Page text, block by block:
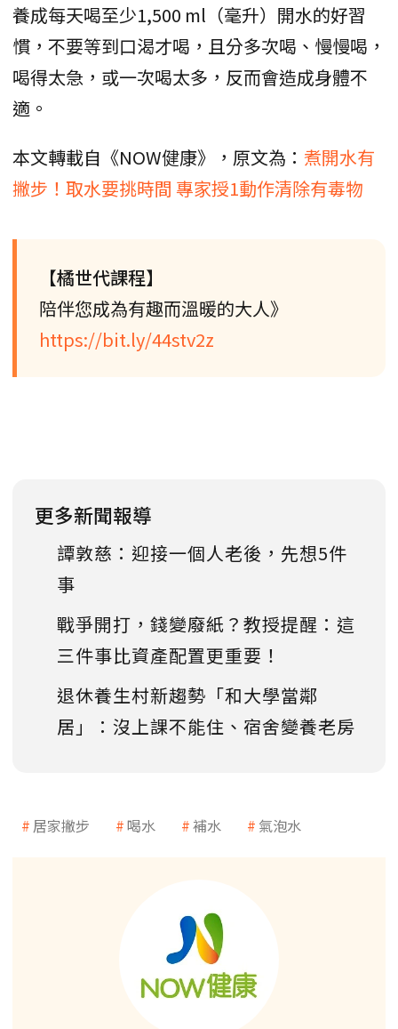
養成每天喝至少1,500 ml（毫升）開水的好習
慣，不要等到口渴才喝，且分多次喝、慢慢喝，
喝得太急，或一次喝太多，反而會造成身體不
適。
本文轉載自《NOW健康》，原文為： 煮開水有
撇步！取水要挑時間 專家授1動作清除有毒物
【橘世代課程】
陪伴您成為有趣而溫暖的大人》
https://bit.ly/44stv2z
更多新聞報導
譚敦慈：迎接一個人老後，先想5件
事
戰爭開打，錢變廢紙？教授提醒：這
三件事比資產配置更重要！
退休養生村新趨勢「和大學當鄰
居」：沒上課不能住、宿舍變養老房
居家撇步 喝水 補水 氣泡水